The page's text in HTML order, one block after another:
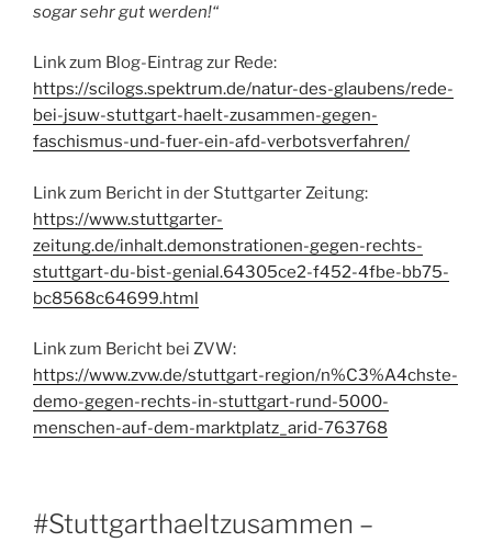
sogar sehr gut werden!“
Link zum Blog-Eintrag zur Rede:
https://scilogs.spektrum.de/natur-des-glaubens/rede-
bei-jsuw-stuttgart-haelt-zusammen-gegen-
faschismus-und-fuer-ein-afd-verbotsverfahren/
Link zum Bericht in der Stuttgarter Zeitung:
https://www.stuttgarter-
zeitung.de/inhalt.demonstrationen-gegen-rechts-
stuttgart-du-bist-genial.64305ce2-f452-4fbe-bb75-
bc8568c64699.html
Link zum Bericht bei ZVW:
https://www.zvw.de/stuttgart-region/n%C3%A4chste-
demo-gegen-rechts-in-stuttgart-rund-5000-
menschen-auf-dem-marktplatz_arid-763768
#Stuttgarthaeltzusammen –